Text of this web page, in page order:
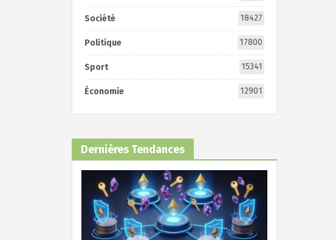
Société 18427
Politique 17800
Sport 15341
Économie 12901
Dernières Tendances